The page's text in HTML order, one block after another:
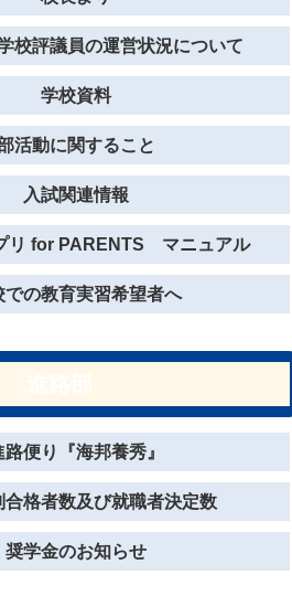
校評議員の運営状況について
学校資料
活動に関すること
入試関連情報
リ for PARENTS マニュアル
での教育実習希望者へ
路便り『海邦養秀』
合格者数及び就職者決定数
奨学金のお知らせ